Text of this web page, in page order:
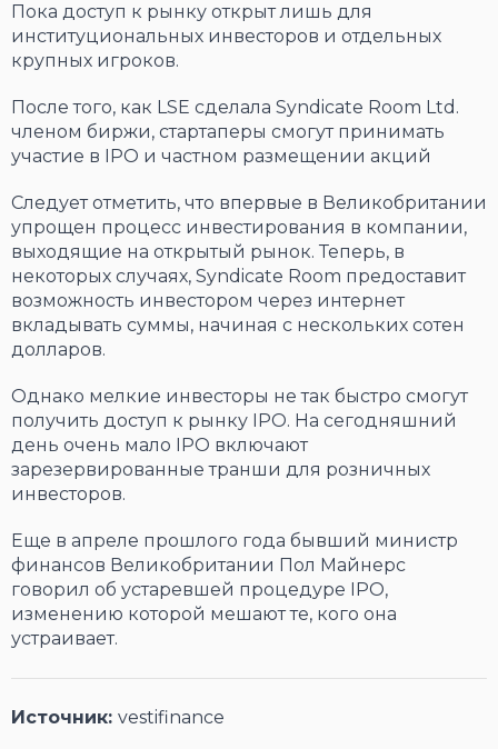
Пока доступ к рынку открыт лишь для
институциональных инвесторов и отдельных
крупных игроков.
После того, как LSE сделала Syndicate Room Ltd.
членом биржи, стартаперы смогут принимать
участие в IPO и частном размещении акций
Следует отметить, что впервые в Великобритании
упрощен процесс инвестирования в компании,
выходящие на открытый рынок. Теперь, в
некоторых случаях, Syndicate Room предоставит
возможность инвестором через интернет
вкладывать суммы, начиная с нескольких сотен
долларов.
Однако мелкие инвесторы не так быстро смогут
получить доступ к рынку IPO. На сегодняшний
день очень мало IPO включают
зарезервированные транши для розничных
инвесторов.
Еще в апреле прошлого года бывший министр
финансов Великобритании Пол Майнерс
говорил об устаревшей процедуре IPO,
изменению которой мешают те, кого она
устраивает.
Источник: vestifinance